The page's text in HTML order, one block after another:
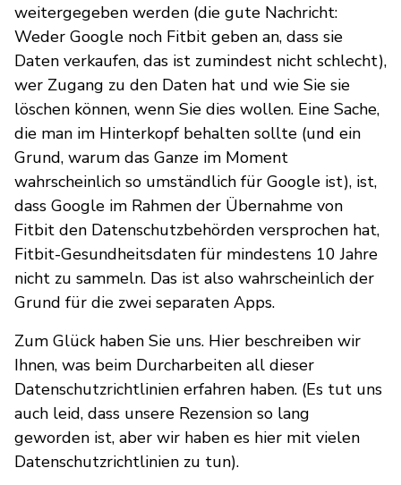
weitergegeben werden (die gute Nachricht:
Weder Google noch Fitbit geben an, dass sie
Daten verkaufen, das ist zumindest nicht schlecht),
wer Zugang zu den Daten hat und wie Sie sie
löschen können, wenn Sie dies wollen. Eine Sache,
die man im Hinterkopf behalten sollte (und ein
Grund, warum das Ganze im Moment
wahrscheinlich so umständlich für Google ist), ist,
dass Google im Rahmen der Übernahme von
Fitbit den Datenschutzbehörden versprochen hat,
Fitbit-Gesundheitsdaten für mindestens 10 Jahre
nicht zu sammeln. Das ist also wahrscheinlich der
Grund für die zwei separaten Apps.
Zum Glück haben Sie uns. Hier beschreiben wir
Ihnen, was beim Durcharbeiten all dieser
Datenschutzrichtlinien erfahren haben. (Es tut uns
auch leid, dass unsere Rezension so lang
geworden ist, aber wir haben es hier mit vielen
Datenschutzrichtlinien zu tun).